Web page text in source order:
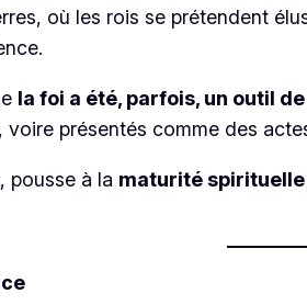
où les rois se prétendent
la foi a été, parfois, un outil
présentés comme des
pousse à la maturité spirituelle